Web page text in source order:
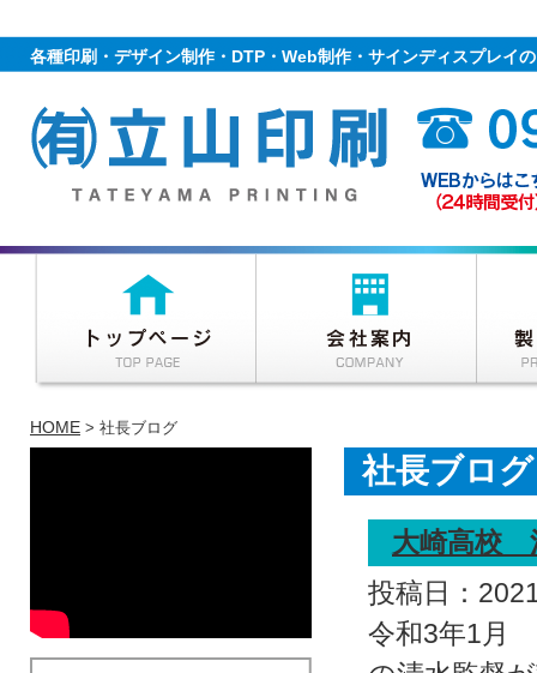
各種印刷・デザイン制作・DTP・Web制作・サインディスプレイ
HOME > 社長ブログ
社長ブログ
大崎高校
投稿日：
令和3年1月